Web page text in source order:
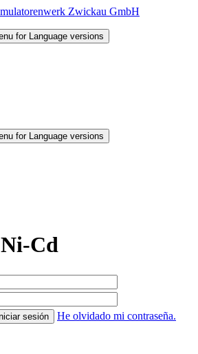
Zwickau GmbH
for Language versions
for Language versions
Cd
He olvidado mi contraseña.